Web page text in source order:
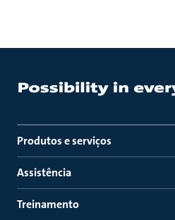
Produtos e serviços
Assistência
Treinamento